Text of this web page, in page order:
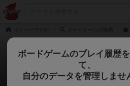
ザッツ・ノット・
aoiroさんのレビ
ボードゲームのプレイ履歴
て、
自分のデータを管理しませ